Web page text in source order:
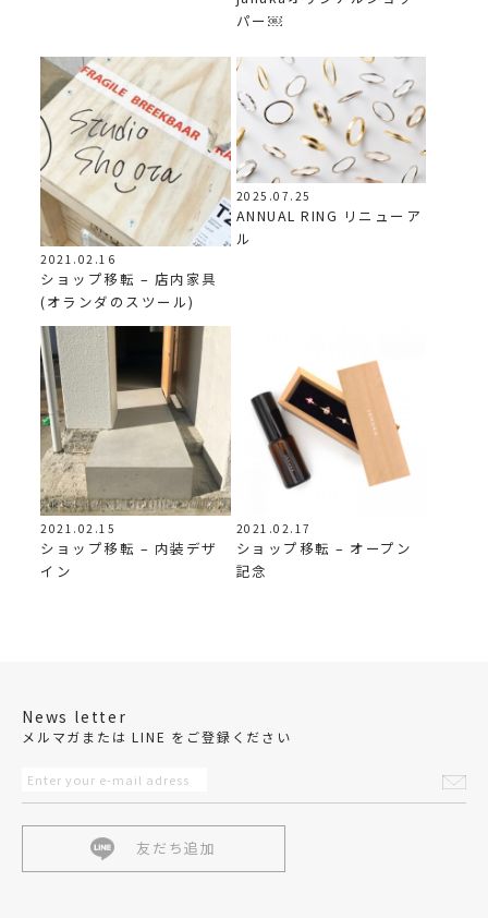
パー￼
2021.02.16
ショップ移転 – 店内家具
(オランダのスツール)
2025.07.25
ANNUAL RING リニューア
ル
2021.02.15
ショップ移転 – 内装デザ
イン
2021.02.17
ショップ移転 – オープン
記念
News letter
メルマガまたは LINE をご登録ください
友だち追加